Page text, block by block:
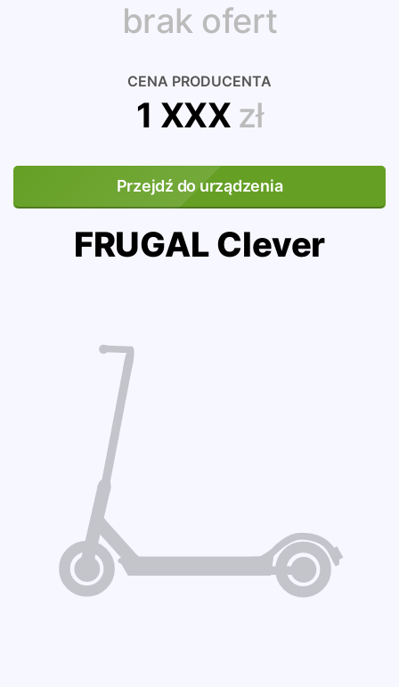
brak ofert
CENA PRODUCENTA
1 XXX zł
Przejdź do urządzenia
FRUGAL Clever